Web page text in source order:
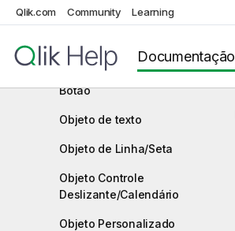
Qlik.com Community Learning
Documentação
Seleções atuais
Botão
Objeto de texto
Objeto de Linha/Seta
Objeto Controle
Deslizante/Calendário
Objeto Personalizado